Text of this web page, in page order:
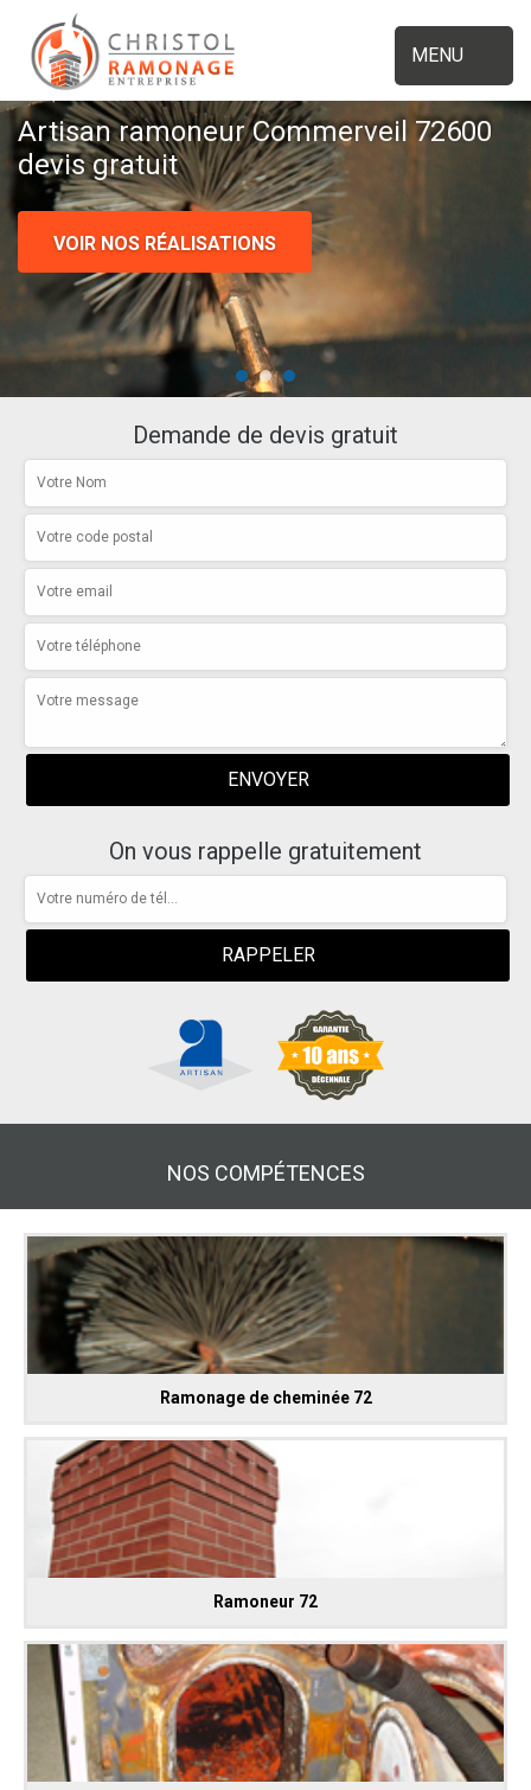
MENU
Artisan ramoneur Commerveil 72600
devis gratuit
VOIR NOS RÉALISATIONS
Demande de devis gratuit
On vous rappelle gratuitement
NOS COMPÉTENCES
Ramonage de cheminée 72
Ramoneur 72